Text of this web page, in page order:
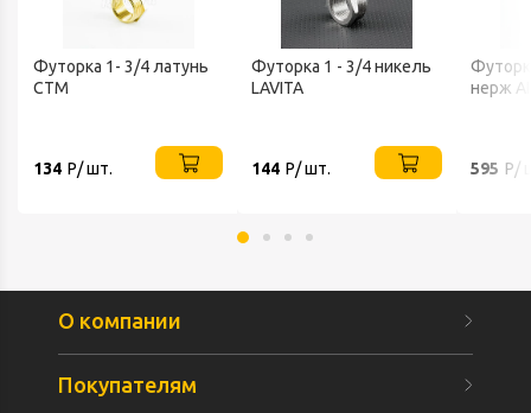
Футорка 1- 3/4 латунь
CTM
134 Р/ шт.
Футорка 1 - 3/4 никель
LAVITA
144 Р/ шт.
нерж
595 Р/
О компании
Покупателям